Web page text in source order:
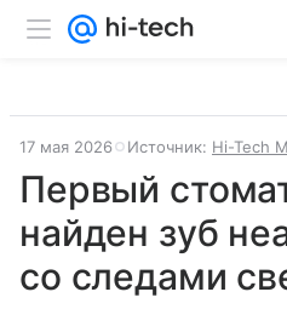
17 мая 2026 Источник: Hi-Tech
Первый
найден зуб
со следами